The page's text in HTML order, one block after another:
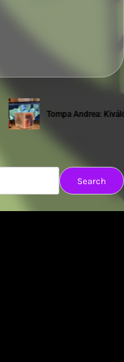
Tompa Andrea: Kiváló
Search